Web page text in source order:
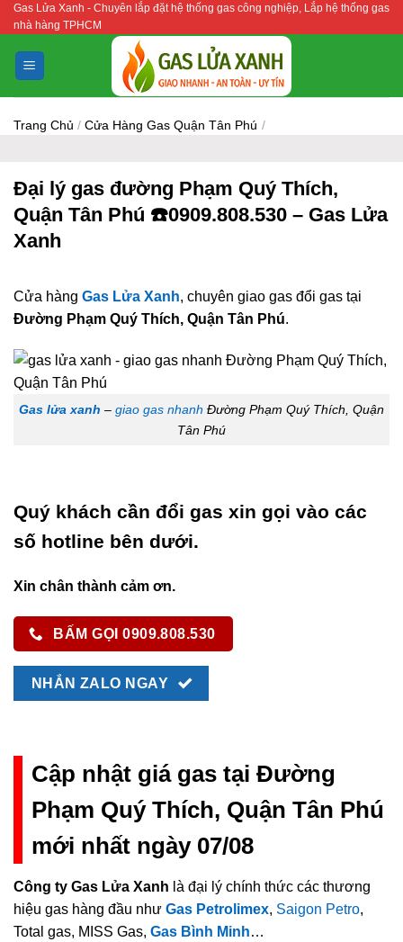
Bỏ
qua
nội
dung
Gas Lửa Xanh - Chuyên lắp đặt hệ thống gas công nghiệp, Lắp hệ thống gas
nhà hàng TPHCM
Trang Chủ / Cửa Hàng Gas Quận Tân Phú /
Đại lý gas đường Phạm Quý Thích,
Quận Tân Phú ☎️0909.808.530 – Gas Lửa
Xanh
Cửa hàng Gas Lửa Xanh, chuyên giao gas đổi gas tại
Đường Phạm Quý Thích, Quận Tân Phú.
Gas lửa xanh – giao gas nhanh Đường Phạm Quý Thích, Quận
Tân Phú
Quý khách cần đổi gas xin gọi vào các
số hotline bên dưới.
Xin chân thành cảm ơn.
BẤM GỌI 0909.808.530
NHẮN ZALO NGAY
Cập nhật giá gas tại Đường
Phạm Quý Thích, Quận Tân Phú
mới nhất ngày 07/08
Công ty Gas Lửa Xanh là đại lý chính thức các thương
hiệu gas hàng đầu như Gas Petrolimex, Saigon Petro,
Total gas, MISS Gas, Gas Bình Minh…